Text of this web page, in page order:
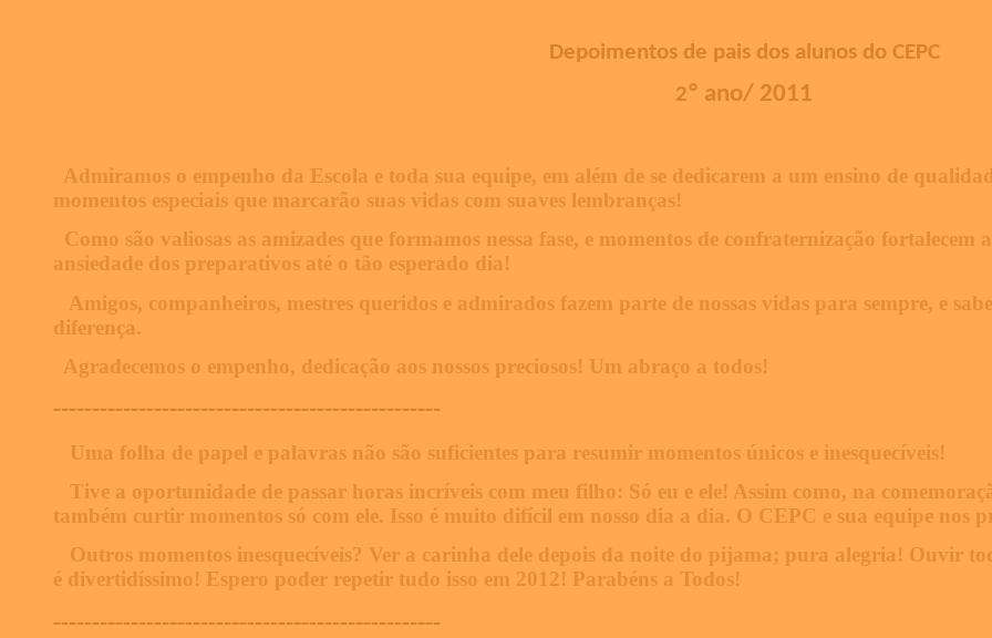
Depoimentos de pais dos alunos do CEPC
2º ano/ 2011
Admiramos o empenho da Escola e toda sua equipe, em além de se dedicarem a um ensino de
momentos especiais que marcarão suas vidas com suaves lembranças!
Como são valiosas as amizades que formamos nessa fase, e momentos de confraternização
ansiedade dos preparativos até o tão esperado dia!
Amigos, companheiros, mestres queridos e admirados fazem parte de nossas vidas para sempre, e
diferença.
Agradecemos o empenho, dedicação aos nossos preciosos! Um abraço a todos!
--------------------------------------------------
Uma folha de papel e palavras não são suficientes para resumir momentos únicos e inesquecíveis!
Tive a oportunidade de passar horas incríveis com meu filho: Só eu e ele! Assim como, na
também curtir momentos só com ele. Isso é muito difícil em nosso dia a dia. O CEPC e sua equipe nos
Outros momentos inesquecíveis? Ver a carinha dele depois da noite do pijama; pura alegria! Ouvir
é divertidíssimo! Espero poder repetir tudo isso em 2012! Parabéns a Todos!
--------------------------------------------------